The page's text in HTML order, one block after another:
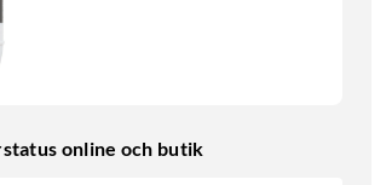
online och butik